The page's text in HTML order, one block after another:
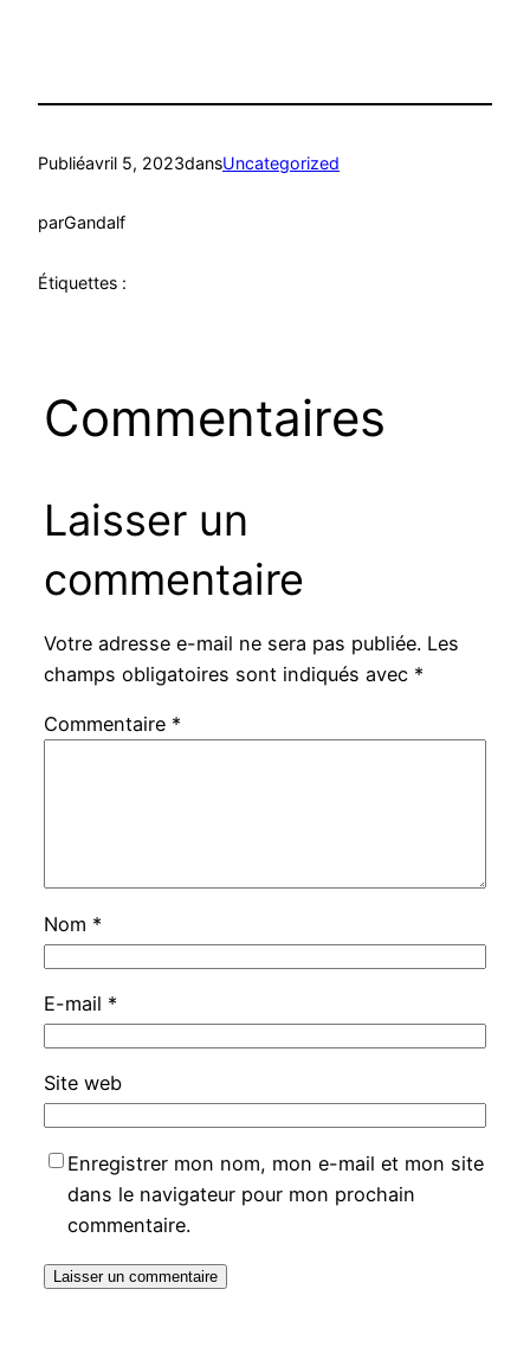
Publiéavril 5, 2023dansUncategorized
parGandalf
Étiquettes :
Commentaires
Laisser un
commentaire
Votre adresse e-mail ne sera pas publiée. Les
champs obligatoires sont indiqués avec *
Commentaire *
Nom *
E-mail *
Site web
Enregistrer mon nom, mon e-mail et mon site
dans le navigateur pour mon prochain
commentaire.